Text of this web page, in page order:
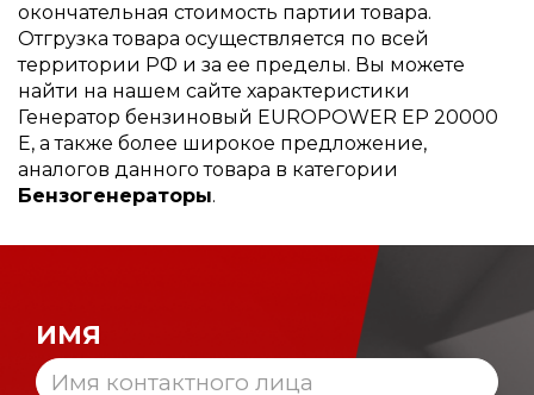
окончательная стоимость партии товара.
Отгрузка товара осуществляется по всей
территории РФ и за ее пределы. Вы можете
найти на нашем сайте характеристики
Генератор бензиновый EUROPOWER EP 20000
E, а также более широкое предложение,
аналогов данного товара в категории
Бензогенераторы.
ИМЯ